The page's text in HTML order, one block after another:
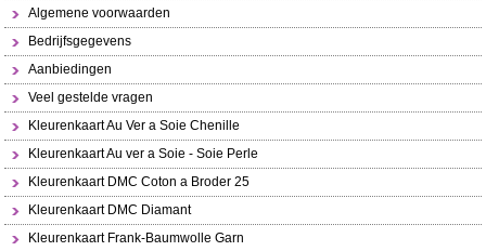
Algemene voorwaarden
Bedrijfsgegevens
Aanbiedingen
Veel gestelde vragen
Kleurenkaart Au Ver a Soie Chenille
Kleurenkaart Au ver a Soie - Soie Perle
Kleurenkaart DMC Coton a Broder 25
Kleurenkaart DMC Diamant
Kleurenkaart Frank-Baumwolle Garn